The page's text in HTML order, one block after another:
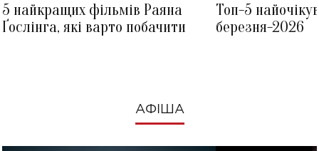
5 найкращих фільмів Раяна
Ґослінга, які варто побачити
Топ-5
березня-2026
АФІША